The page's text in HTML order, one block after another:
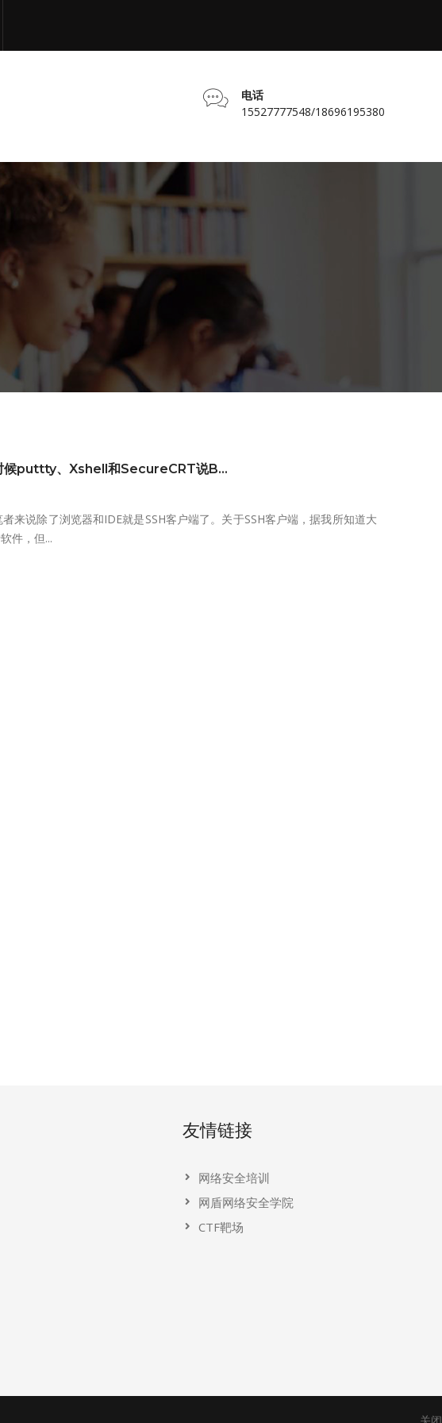
电话
15527777548/18696195380
候puttty、Xshell和SecureCRT说B...
来说除了浏览器和IDE就是SSH客户端了。关于SSH客户端，据我所知道大
件，但...
友情链接
网络安全培训
网盾网络安全学院
CTF靶场